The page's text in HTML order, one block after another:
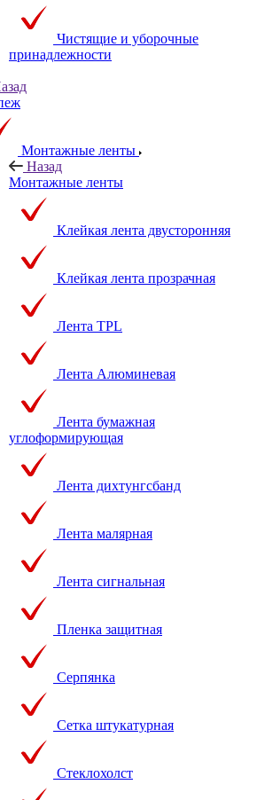
Чистящие и уборочные
принадлежности
Монтажные ленты
Назад
Монтажные ленты
Клейкая лента двусторонняя
Клейкая лента прозрачная
Лента TPL
Лента Алюминевая
Лента бумажная
углоформирующая
Лента дихтунгсбанд
Лента малярная
Лента сигнальная
Пленка защитная
Серпянка
Сетка штукатурная
Стеклохолст